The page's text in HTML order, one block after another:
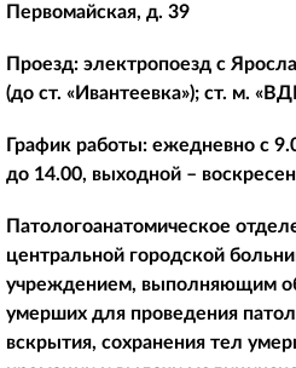
Первомайская, д. 39
Проезд: электропоезд с
(до ст. «Ивантеевка»); ст. м.
График работы: ежедневно с
до 14.00, выходной –
Патологоанатомическое
центральной городской
учреждением, выполняющим
умерших для проведения
вскрытия, сохранения тел